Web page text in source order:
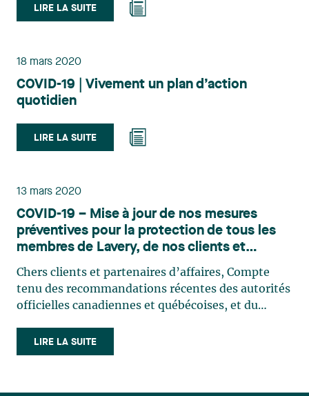
LIRE LA SUITE
18 mars 2020
COVID-19 | Vivement un plan d’action
quotidien
LIRE LA SUITE
13 mars 2020
COVID-19 – Mise à jour de nos mesures
préventives pour la protection de tous les
membres de Lavery, de nos clients et
partenaires d’affaires
Chers clients et partenaires d’affaires, Compte
tenu des recommandations récentes des autorités
officielles canadiennes et québécoises, et du
la pandémie, Lavery souhaite vous informer des
mesures mises en place par le cabinet afin
LIRE LA SUITE